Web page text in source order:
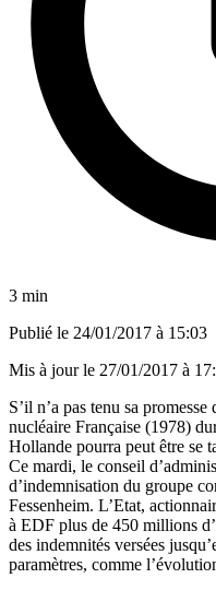
3 min
Publié le 24/01/2017 à 15:03
Mis à jour le 27/01/2017 à
S’il n’a pas tenu sa
nucléaire Française (1978)
Hollande pourra peut être se
Ce mardi, le conseil
d’indemnisation du groupe
Fessenheim. L’Etat,
à EDF plus de 450 millions
des indemnités versées
paramètres, comme